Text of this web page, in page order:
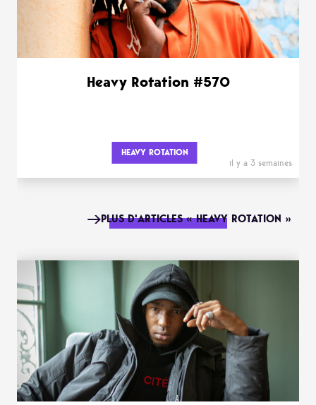
Heavy Rotation #570
HEAVY ROTATION
il y a 3 semaines
PLUS D'ARTICLES « HEAVY ROTATION »